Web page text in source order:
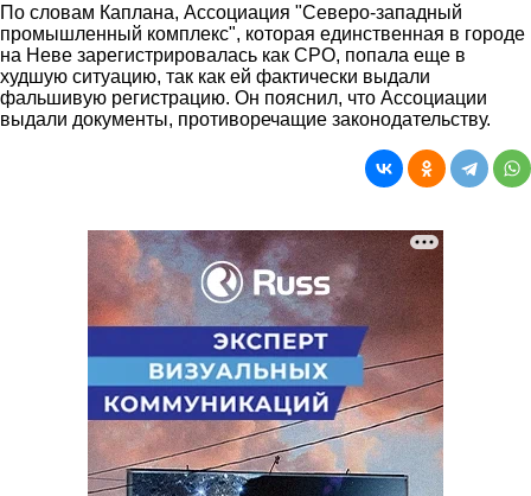
По словам Каплана, Ассоциация "Северо-западный
промышленный комплекс", которая единственная в городе
на Неве зарегистрировалась как СРО, попала еще в
худшую ситуацию, так как ей фактически выдали
фальшивую регистрацию. Он пояснил, что Ассоциации
выдали документы, противоречащие законодательству.